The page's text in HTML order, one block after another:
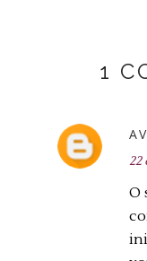
1
22
O